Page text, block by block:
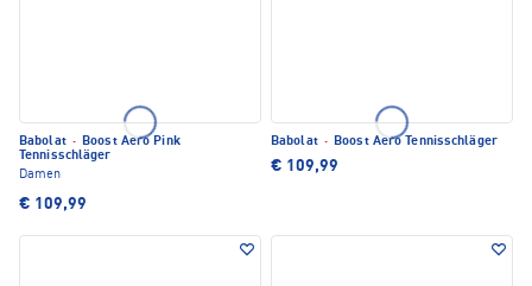
Babolat · Boost Aero Pink
Tennisschläger
Damen
€ 109,99
Babolat · Boost Aero Tennisschläger
€ 109,99